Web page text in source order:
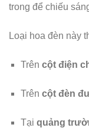
trong để chiếu
Loại hoa đèn này
Trên cột điện
Trên cột đèn
Tại quảng